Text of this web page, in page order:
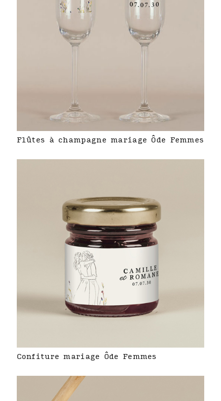
Flûtes à champagne mariage Ôde Femmes
Confiture mariage Ôde Femmes